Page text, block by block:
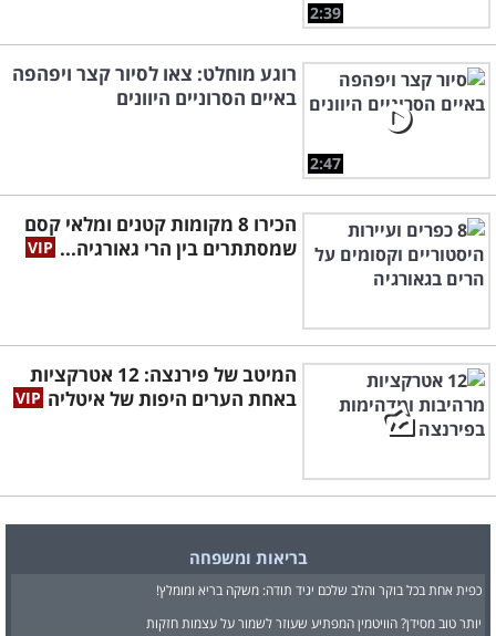
2:39
2:47
רוגע מוחלט: צאו לסיור קצר ויפהפה
באיים הסרוניים היוונים
הכירו 8 מקומות קטנים ומלאי קסם
שמסתתרים בין הרי גאורגיה...
המיטב של פירנצה: 12 אטרקציות
באחת הערים היפות של איטליה
בריאות ומשפחה
כפית אחת בכל בוקר והלב שלכם יגיד תודה: משקה בריא ומומלץ!
יותר טוב מסידן? הוויטמין המפתיע שעוזר לשמור על עצמות חזקות